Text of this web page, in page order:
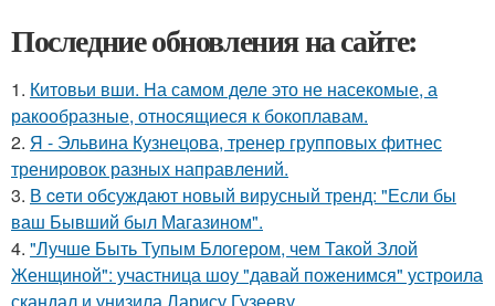
Последние обновления на сайте:
1. Китовьи вши. На самом деле это не насекомые, а
ракообразные, относящиеся к бокоплавам.
2. Я - Эльвина Кузнецова, тренер групповых фитнес
тренировок разных направлений.
3. В ceти обсуждают новый вирусный тренд: "Если бы
ваш Бывший был Магазином".
4. "Лучше Быть Тупым Блогером, чем Такой Злой
Женщиной": участница шоу "давай поженимся" устроила
скандал и унизила Ларису Гузееву.